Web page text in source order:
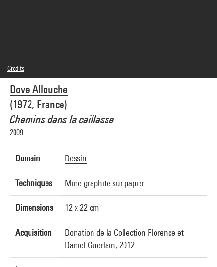
Dove Allouche
(1972, France)
Chemins dans la caillasse
2009
Domain Dessin
Techniques Mine graphite sur papier
Dimensions 12 x 22 cm
Acquisition
Donation de la Collection Florence et
Daniel Guerlain, 2012
Credits
© Adagp, Paris
Photo credits : André Morin/Dist. GrandPalaisRmn
Image reference : 4L01504
Image presentation :GrandPalaisRmnPhoto